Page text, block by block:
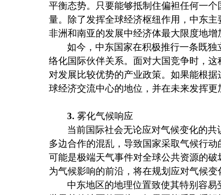
平衡态势。只要能够抵制住偏袒任何一
量。除了发挥全球经济枢纽作用，中东
非洲和南亚的发展中经济体最大限度地
如今，中东国家在积极推行一条既
络化国际伙伴关系。面对大国竞争时，
对发展比较优势的产业政策。如果能根
球经济交流中心的地位，并在未来发挥更
3. 雾化气候响应
当前国际社会无论应对气候变化的
多边合作的混乱，导致国家采取气候行
可能是极端天气事件对全球公共资源的
为气候影响的前沿，将在规划应对气候
中东地区的地理位置致使其特别容